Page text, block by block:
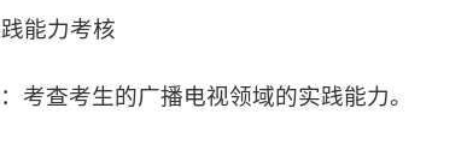
能力考核
考查考生的广播电视领域的实践能力。